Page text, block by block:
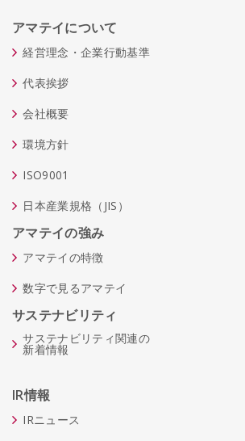
アマテイについて
経営理念・企業行動基準
代表挨拶
会社概要
環境方針
ISO9001
日本産業規格（JIS）
アマテイの強み
アマテイの特徴
数字で見るアマテイ
サステナビリティ
サステナビリティ関連の
新着情報
IR情報
IRニュース